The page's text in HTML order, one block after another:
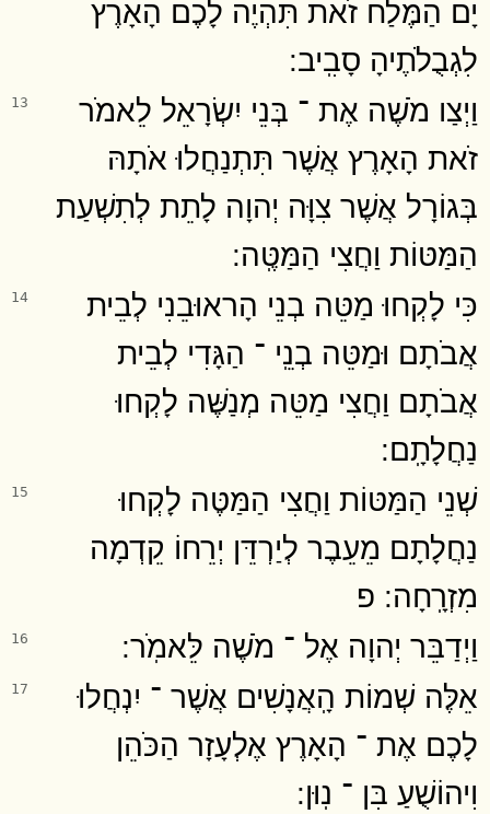
יָם הַמֶּלַח זֹאת תִּהְיֶה לָכֶם הָאָרֶץ
לִגְבֻלֹתֶיהָ סָבִֽיב ׃
13
וַיְצַו מֹשֶׁה אֶת ־ בְּנֵי יִשְׂרָאֵל לֵאמֹר
זֹאת הָאָרֶץ אֲשֶׁר תִּתְנַחֲלוּ אֹתָהּ
בְּגוֹרָל אֲשֶׁר צִוָּה יְהוָה לָתֵת לְתִשְׁעַת
הַמַּטּוֹת וַחֲצִי הַמַּטֶּֽה ׃
14
כִּי לָקְחוּ מַטֵּה בְנֵי הָראוּבֵנִי לְבֵית
אֲבֹתָם וּמַטֵּה בְנֵֽי ־ הַגָּדִי לְבֵית
אֲבֹתָם וַחֲצִי מַטֵּה מְנַשֶּׁה לָקְחוּ
נַחֲלָתָֽם ׃
15
שְׁנֵי הַמַּטּוֹת וַחֲצִי הַמַּטֶּה לָקְחוּ
נַחֲלָתָם מֵעֵבֶר לְיַרְדֵּן יְרֵחוֹ קֵדְמָה
מִזְרָֽחָה ׃ פ
16 וַיְדַבֵּר יְהוָה אֶל ־ מֹשֶׁה לֵּאמֹֽר ׃
17
אֵלֶּה שְׁמוֹת הָֽאֲנָשִׁים אֲשֶׁר ־ יִנְחֲלוּ
לָכֶם אֶת ־ הָאָרֶץ אֶלְעָזָר הַכֹּהֵן
וִיהוֹשֻׁעַ בִּן ־ נֽוּן ׃